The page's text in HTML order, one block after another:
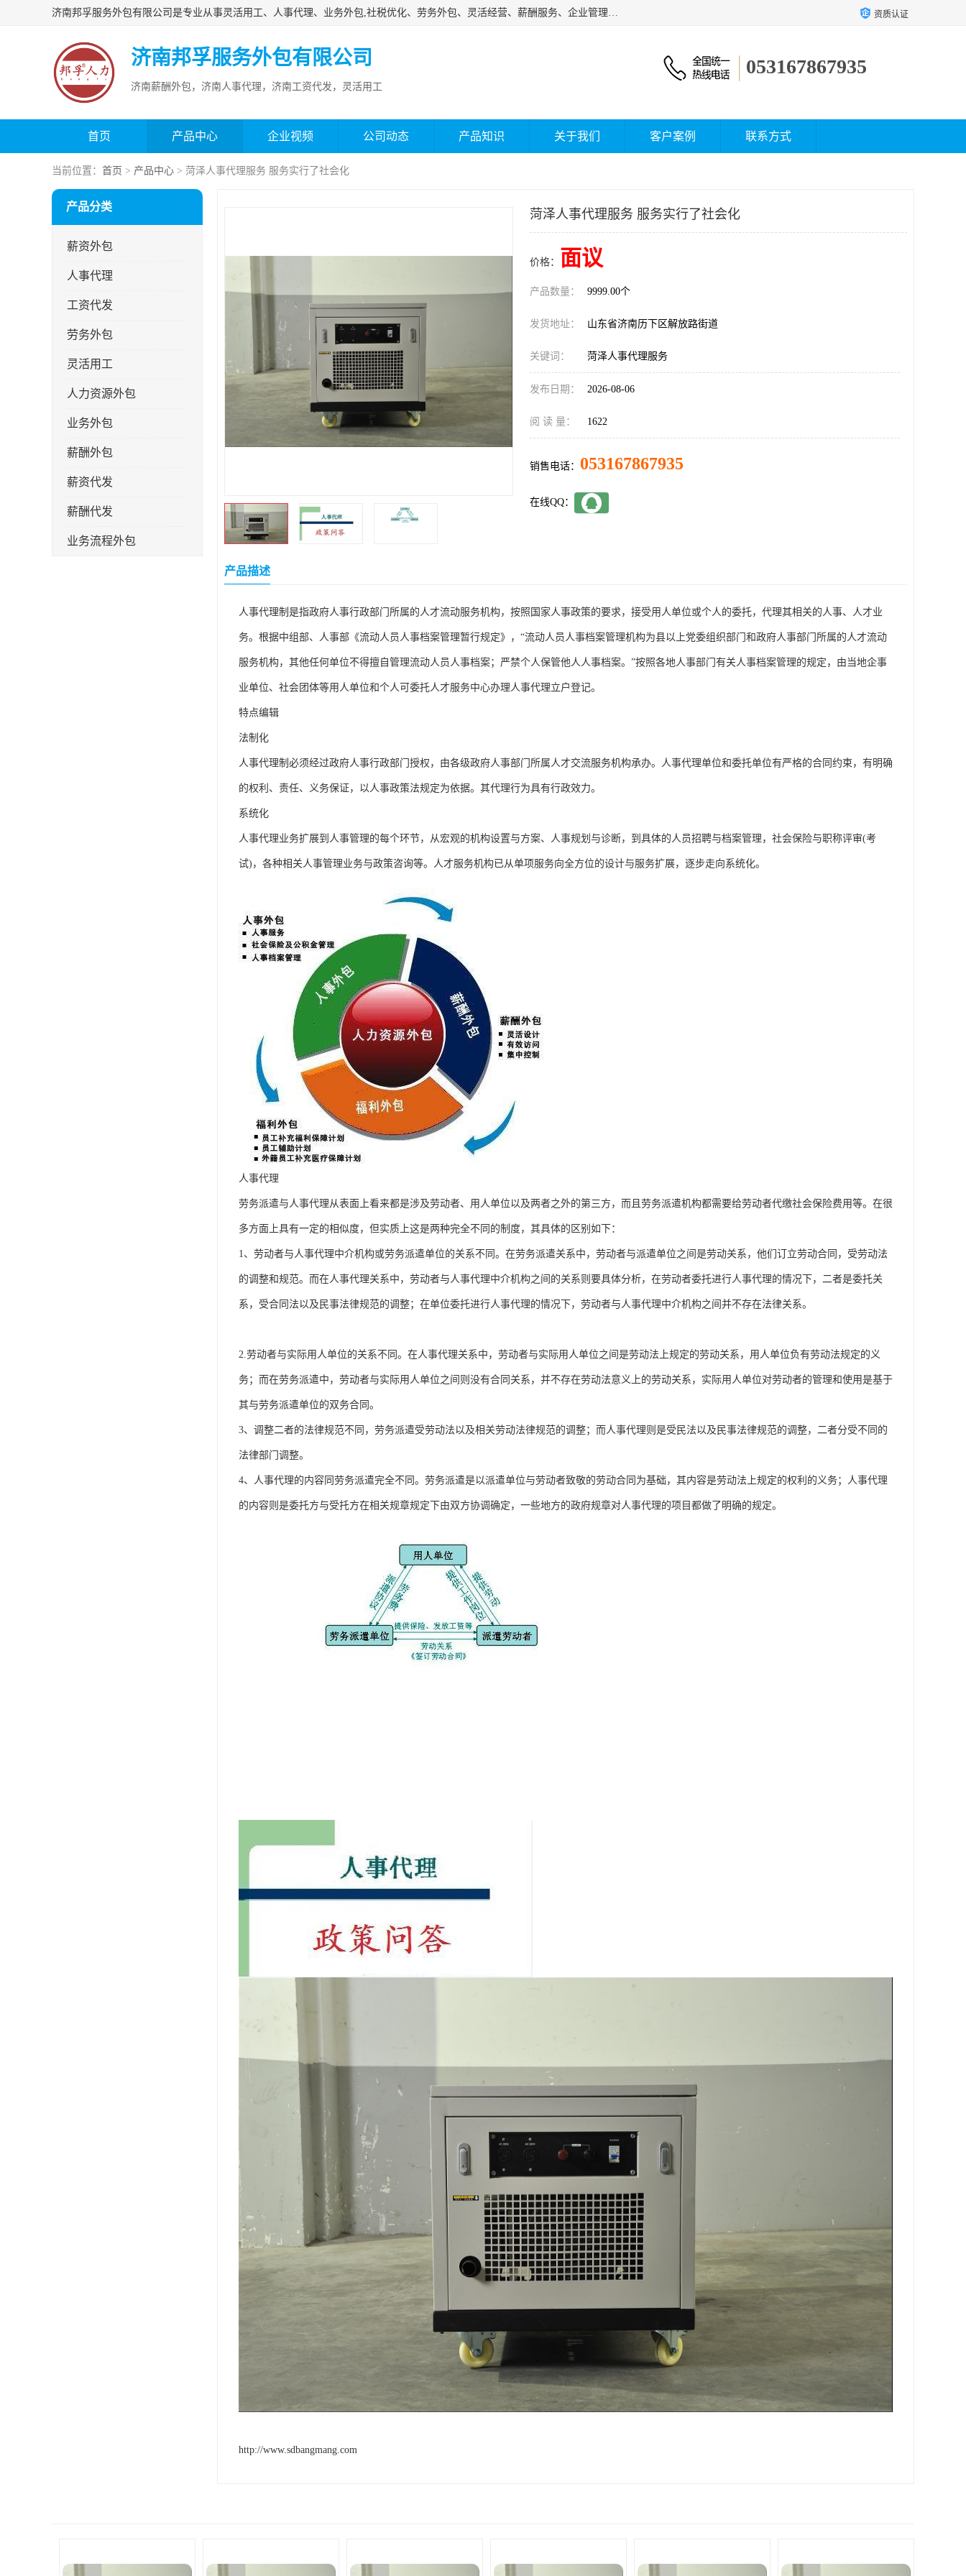
济南邦孚服务外包有限公司是专业从事灵活用工、人事代理、业务外包,社税优化、劳务外包、灵活经营、薪酬服务、企业管理咨询等的全国性的服务外包机构，邦孚人力—合法合规的灵活用工、人力外包、劳务派遣、共享经济财税优化专家，是国内提供企业人力资源综合解决方案有影响的人力资源公司之一。 资质认证
济南邦孚服务外包有限公司
济南薪酬外包，济南人事代理，济南工资代发，灵活用工
053167867935
首页 产品中心 企业视频 公司动态 产品知识 关于我们 客户案例 联系方式
当前位置： 首页 > 产品中心 > 菏泽人事代理服务 服务实行了社会化
产品分类
薪资外包
人事代理
工资代发
劳务外包
灵活用工
人力资源外包
业务外包
薪酬外包
薪资代发
薪酬代发
业务流程外包
菏泽人事代理服务 服务实行了社会化
价格： 面议
产品数量： 9999.00个
发货地址： 山东省济南历下区解放路街道
关键词： 菏泽人事代理服务
发布日期： 2026-08-06
阅 读 量： 1622
销售电话： 053167867935
在线QQ：
产品描述
人事代理制是指政府人事行政部门所属的人才流动服务机构，按照国家人事政策的要求，接受用人单位或个人的委托，代理其相关的人事、人才业
务。根据中组部、人事部《流动人员人事档案管理暂行规定》，“流动人员人事档案管理机构为县以上党委组织部门和政府人事部门所属的人才流动
服务机构，其他任何单位不得擅自管理流动人员人事档案；严禁个人保管他人人事档案。”按照各地人事部门有关人事档案管理的规定，由当地企事
业单位、社会团体等用人单位和个人可委托人才服务中心办理人事代理立户登记。
特点编辑
法制化
人事代理制必须经过政府人事行政部门授权，由各级政府人事部门所属人才交流服务机构承办。人事代理单位和委托单位有严格的合同约束，有明确
的权利、责任、义务保证，以人事政策法规定为依据。其代理行为具有行政效力。
系统化
人事代理业务扩展到人事管理的每个环节，从宏观的机构设置与方案、人事规划与诊断，到具体的人员招聘与档案管理，社会保险与职称评审(考
试)，各种相关人事管理业务与政策咨询等。人才服务机构已从单项服务向全方位的设计与服务扩展，逐步走向系统化。
人事代理
劳务派遣与人事代理从表面上看来都是涉及劳动者、用人单位以及两者之外的第三方，而且劳务派遣机构都需要给劳动者代缴社会保险费用等。在很
多方面上具有一定的相似度，但实质上这是两种完全不同的制度，其具体的区别如下：
1、劳动者与人事代理中介机构或劳务派遣单位的关系不同。在劳务派遣关系中，劳动者与派遣单位之间是劳动关系，他们订立劳动合同，受劳动法
的调整和规范。而在人事代理关系中，劳动者与人事代理中介机构之间的关系则要具体分析，在劳动者委托进行人事代理的情况下，二者是委托关
系，受合同法以及民事法律规范的调整；在单位委托进行人事代理的情况下，劳动者与人事代理中介机构之间并不存在法律关系。
2.劳动者与实际用人单位的关系不同。在人事代理关系中，劳动者与实际用人单位之间是劳动法上规定的劳动关系，用人单位负有劳动法规定的义
务；而在劳务派遣中，劳动者与实际用人单位之间则没有合同关系，并不存在劳动法意义上的劳动关系，实际用人单位对劳动者的管理和使用是基于
其与劳务派遣单位的双务合同。
3、调整二者的法律规范不同，劳务派遣受劳动法以及相关劳动法律规范的调整；而人事代理则是受民法以及民事法律规范的调整，二者分受不同的
法律部门调整。
4、人事代理的内容同劳务派遣完全不同。劳务派遣是以派遣单位与劳动者致敬的劳动合同为基础，其内容是劳动法上规定的权利的义务；人事代理
的内容则是委托方与受托方在相关规章规定下由双方协调确定，一些地方的政府规章对人事代理的项目都做了明确的规定。
http://www.sdbangmang.com